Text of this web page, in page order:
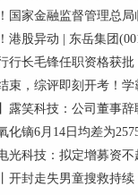
国家金融监督管理总
港股异动 | 东岳集团
行长毛锋任职资格获批
束，综评即刻开考！
露笑科技：公司董事辞
化镝6月14日均差为
光科技：拟定增募资
开封走失男童搜救持